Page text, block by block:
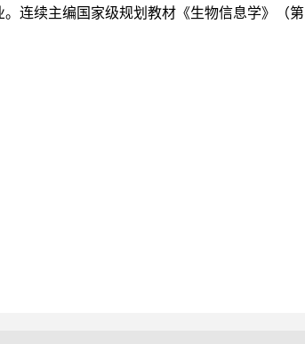
连续主编国家级规划教材《生物信息学》（第